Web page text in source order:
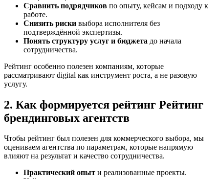
Сравнить подрядчиков по опыту, кейсам и подходу к
работе.
Снизить риски выбора исполнителя без
подтверждённой экспертизы.
Понять структуру услуг и бюджета до начала
сотрудничества.
Рейтинг особенно полезен компаниям, которые
рассматривают digital как инструмент роста, а не разовую
услугу.
2. Как формируется рейтинг Рейтинг
брендинговых агентств
Чтобы рейтинг был полезен для коммерческого выбора, мы
оцениваем агентства по параметрам, которые напрямую
влияют на результат и качество сотрудничества.
Практический опыт и реализованные проекты.